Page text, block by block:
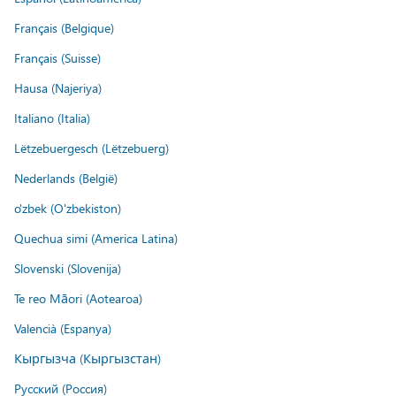
Français (Belgique)
Français (Suisse)
Hausa (Najeriya)
Italiano (Italia)
Lëtzebuergesch (Lëtzebuerg)
Nederlands (België)
o'zbek (O'zbekiston)
Quechua simi (America Latina)
Slovenski (Slovenija)
Te reo Māori (Aotearoa)
Valencià (Espanya)
Кыргызча (Кыргызстан)
Русский (Россия)